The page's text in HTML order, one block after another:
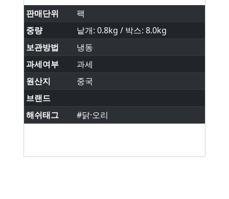
판매단위
팩
중량
낱개: 0.8kg / 박스: 8.0kg
보관방법
냉동
과세여부
과세
원산지
중국
브랜드
해쉬태그
#닭·오리